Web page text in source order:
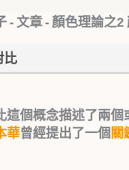
- 文章 - 顏色理論之
比
這個概念描述了兩
華曾經提出了一個關